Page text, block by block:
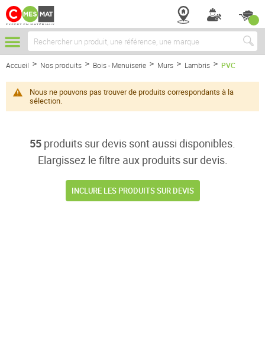
Chercher
Accueil Nos produits Bois - Menuiserie Murs Lambris PVC
Nous ne pouvons pas trouver de produits correspondants à la
sélection.
55 produits sur devis sont aussi disponibles.
Elargissez le filtre aux produits sur devis.
INCLURE LES PRODUITS SUR DEVIS